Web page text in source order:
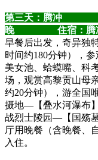
第三天：腾
晚 住宿：腾
早餐后出发，奇异独
时间约180分钟），
美女池、蛤蟆嘴、科
场，观赏高黎贡山母
约20分钟），游全国
摄地—【叠水河瀑布
战烈士陵园—【国殇
厅用晚餐（含晚餐、
入住。